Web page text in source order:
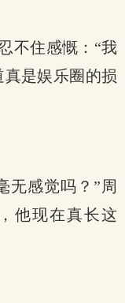
不住感慨：“我
是娱乐圈的损
无感觉吗？”周
他现在真长这